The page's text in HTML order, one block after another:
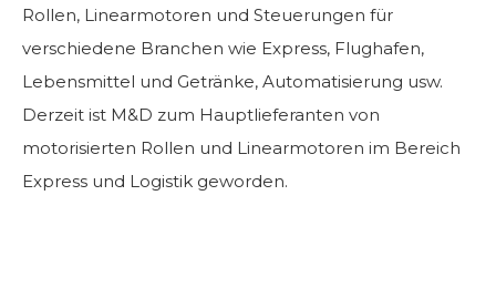
Rollen, Linearmotoren und Steuerungen für
verschiedene Branchen wie Express, Flughafen,
Lebensmittel und Getränke, Automatisierung usw.
Derzeit ist M&D zum Hauptlieferanten von
motorisierten Rollen und Linearmotoren im Bereich
Express und Logistik geworden.